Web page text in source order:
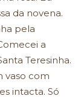
da novena.
pela
a
Teresinha.
vaso com
intacta. Só